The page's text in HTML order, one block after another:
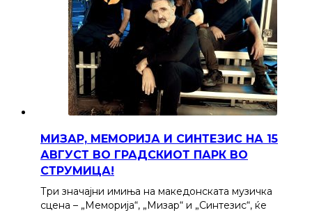
МИЗАР, МЕМОРИЈА И СИНТЕЗИС НА 15
АВГУСТ ВО ГРАДСКИОТ ПАРК ВО
СТРУМИЦА!
Три значајни имиња на македонската музичка
сцена – „Меморија“, „Мизар“ и „Синтезис“, ќе